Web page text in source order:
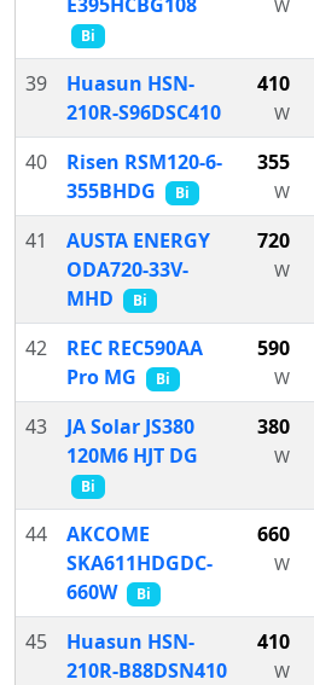
Bi
W
39
Huasun HSN-
210R-S96DSC410
410
W
40
Risen RSM120-6-
355BHDG
Bi
355
W
41
AUSTA ENERGY
ODA720-33V-
MHD
Bi
720
W
42
REC REC590AA
Pro MG
Bi
590
W
43
JA Solar JS380
120M6 HJT DG
Bi
380
W
44
AKCOME
SKA611HDGDC-
660W
Bi
660
W
45
Huasun HSN-
210R-B88DSN410
410
W